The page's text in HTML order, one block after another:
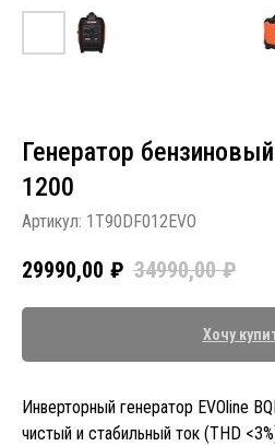
Генератор
1200
Артикул: 1T90DF012EVO
29990,00 ₽ 34990,00 ₽
Хочу
Инверторный генератор EVOline
чистый и стабильный ток (THD